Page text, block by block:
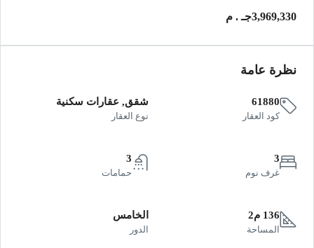
3,969,330جـ . م
نظرة عامة
61880
كود العقار
شقق, عقارات سكنية
نوع العقار
3
غرف نوم
3
حمامات
136 م2
المساحة
الخامس
الدور